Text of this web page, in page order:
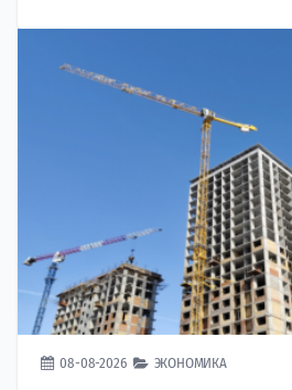
08-08-2026 ЭКОНОМИКА